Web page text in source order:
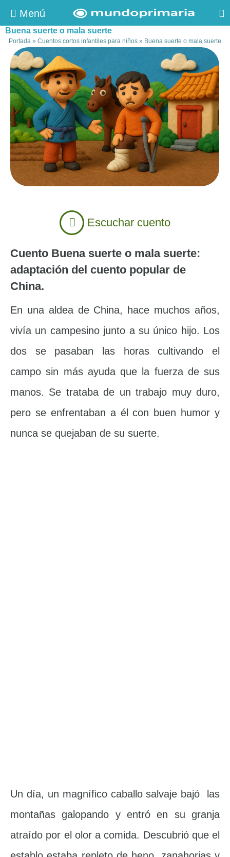
Menú
Buena suerte o mala suerte
Portada » Cuentos cortos infantiles para niños » Buena suerte o mala suerte
Escuchar cuento
Cuento Buena suerte o mala suerte:
adaptación del cuento popular de
China.
En una aldea de China, hace muchos años,
vivía un campesino junto a su único hijo. Los
dos se pasaban las horas cultivando el
campo sin más ayuda que la fuerza de sus
manos. Se trataba de un trabajo muy duro,
pero se enfrentaban a él con buen humor y
nunca se quejaban de su suerte.
Un día, un magnífico caballo salvaje bajó las
montañas galopando y entró en su granja
atraído por el olor a comida. Descubrió que el